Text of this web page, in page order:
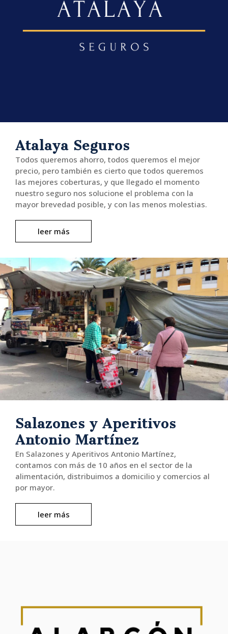
Atalaya Seguros
Todos queremos ahorro, todos queremos el mejor
precio, pero también es cierto que todos queremos
las mejores coberturas, y que llegado el momento
nuestro seguro nos solucione el problema con la
mayor brevedad posible, y con las menos molestias.
leer más
Salazones y Aperitivos
Antonio Martínez
En Salazones y Aperitivos Antonio Martínez,
contamos con más de 10 años en el sector de la
alimentación, distribuimos a domicilio y comercios al
por mayor.
leer más